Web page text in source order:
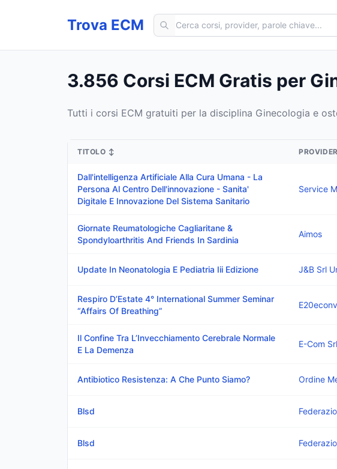
Trova ECM Cerca corsi ECM
3.856 Corsi ECM Gratis per
Tutti i corsi ECM gratuiti per la disciplina Ginecologia e
TITOLO ↕ PROVIDER
Dall'intelligenza Artificiale Alla Cura Umana - La
Persona Al Centro Dell'innovazione - Sanita'
Digitale E Innovazione Del Sistema Sanitario
Service
Giornate Reumatologiche Cagliaritane &
Spondyloarthritis And Friends In Sardinia
Aimos
Update In Neonatologia E Pediatria Iii Edizione J&B Srl
Respiro D’Estate 4° International Summer Seminar
“Affairs Of Breathing”
Il Confine Tra L’Invecchiamento Cerebrale Normale
E La Demenza
E-Com Srl
Antibiotico Resistenza: A Che Punto Siamo?
Blsd
Blsd